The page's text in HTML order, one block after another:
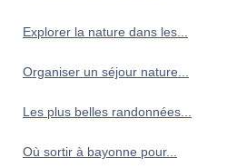
Explorer la nature dans les...
Organiser un séjour nature...
Les plus belles randonnées...
Où sortir à bayonne pour...